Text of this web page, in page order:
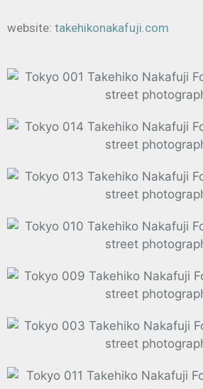
website: takehikonakafuji.com